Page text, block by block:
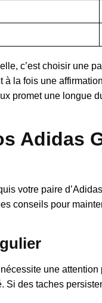
c’est choisir une
à la fois une
promet une longue
Adidas
votre paire
conseils pour
une
Si des taches